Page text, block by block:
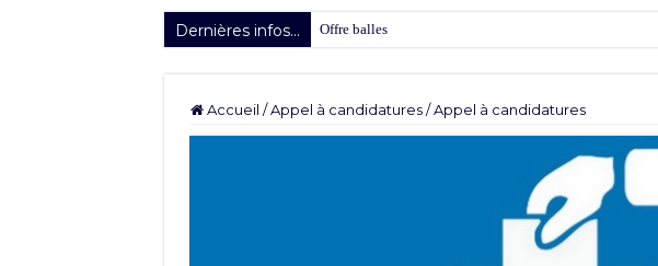
Dernières infos... Offre balles Head 2025/2026
Accueil / Appel à candidatures / Appel à candidatures